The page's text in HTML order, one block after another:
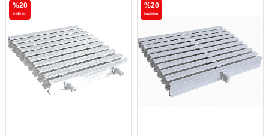
%20
i̇ndirim
%20
i̇ndirim